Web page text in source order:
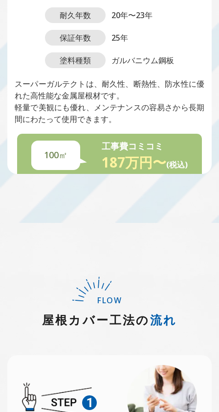
耐久年数 20年〜23年
保証年数 25年
塗料種類 ガルバニウム鋼板
スーパーガルテクトは、耐久性、断熱性、防水性に優
れた高性能な金属屋根材です。
軽量で美観にも優れ、メンテナンスの容易さから長期
間にわたって使用できます。
100㎡
工事費コミコミ
187万円〜(税込)
FLOW
屋根カバー工法の流れ
1